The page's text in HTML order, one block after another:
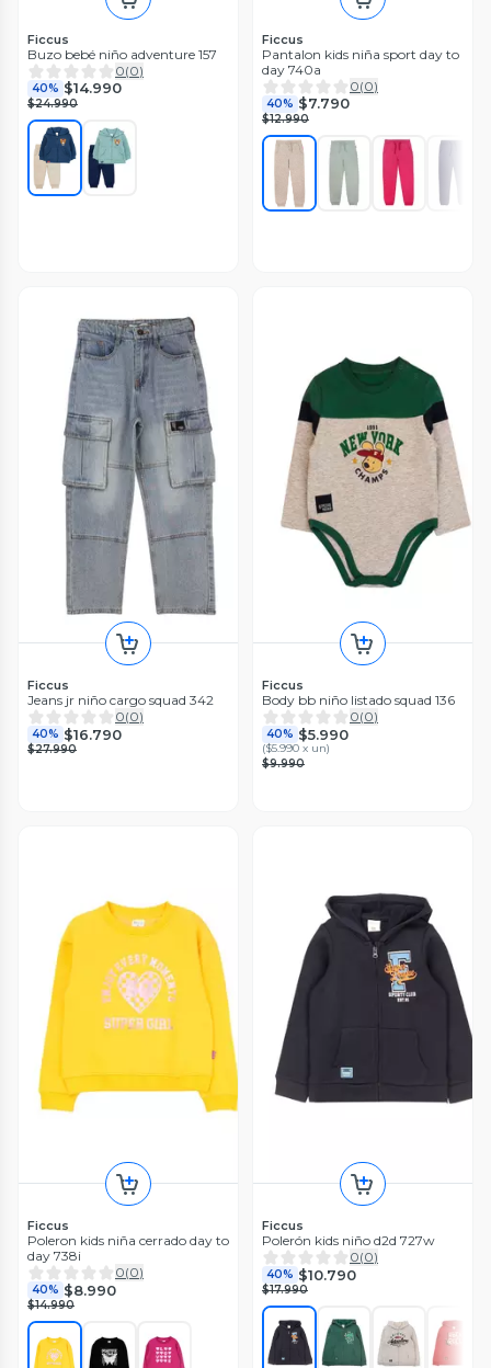
Ficcus
Buzo bebé niño adventure 157
0(0)
40% $14.990
$24.990
Ficcus
Pantalon kids niña sport day to
day 740a
0(0)
40% $7.790
$12.990
Ficcus
Jeans jr niño cargo squad 342
0(0)
40% $16.790
$27.990
Ficcus
Body bb niño listado squad 136
0(0)
40% $5.990
($5.990 x un)
$9.990
Ficcus
Poleron kids niña cerrado day to
day 738i
0(0)
40% $8.990
$14.990
Ficcus
Polerón kids niño d2d 727w
0(0)
40% $10.790
$17.990